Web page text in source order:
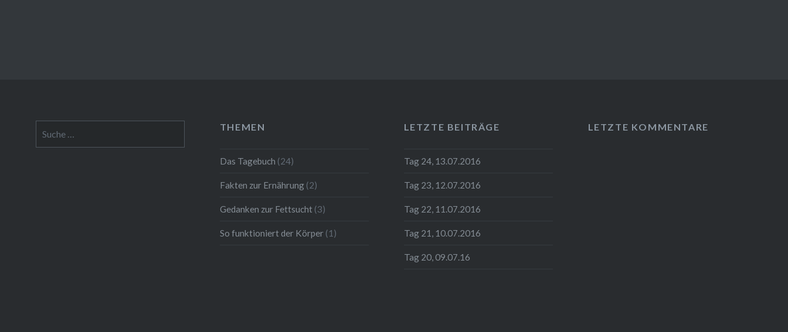
THEMEN
Das Tagebuch (24)
Fakten zur Ernährung(2)
Gedanken zur Fettsucht (3)
So funktioniert der Körper(1)
LETZTE BEITRÄGE
Tag 24, 13.07.2016
Tag 23, 12.07.2016
Tag 22, 11.07.2016
Tag 21, 10.07.2016
Tag 20, 09.07.16
LETZTE KOMMENTARE